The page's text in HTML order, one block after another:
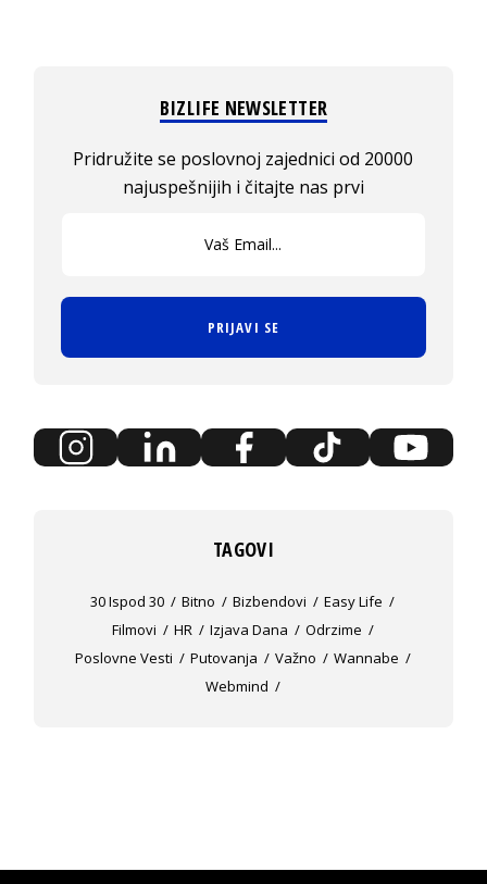
BIZLIFE NEWSLETTER
Pridružite se poslovnoj zajednici od 20000
najuspešnijih i čitajte nas prvi
PRIJAVI SE
TAGOVI
30 Ispod 30 Bitno Bizbendovi
Easy Life
Filmovi
HR Izjava Dana
Odrzime
Poslovne Vesti
Putovanja Važno
Wannabe
Webmind